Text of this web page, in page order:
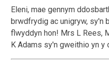
Eleni, mae gennym
brwdfrydig ac unigryw, sy'n
flwyddyn hon! Mrs L Rees,
K Adams sy'n gweithio yn y